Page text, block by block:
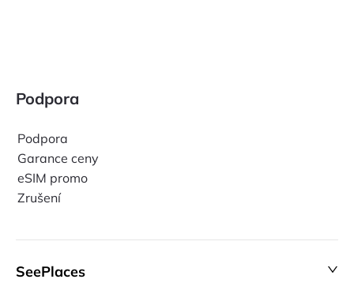
Podpora
Podpora
Garance ceny
eSIM promo
Zrušení
SeePlaces